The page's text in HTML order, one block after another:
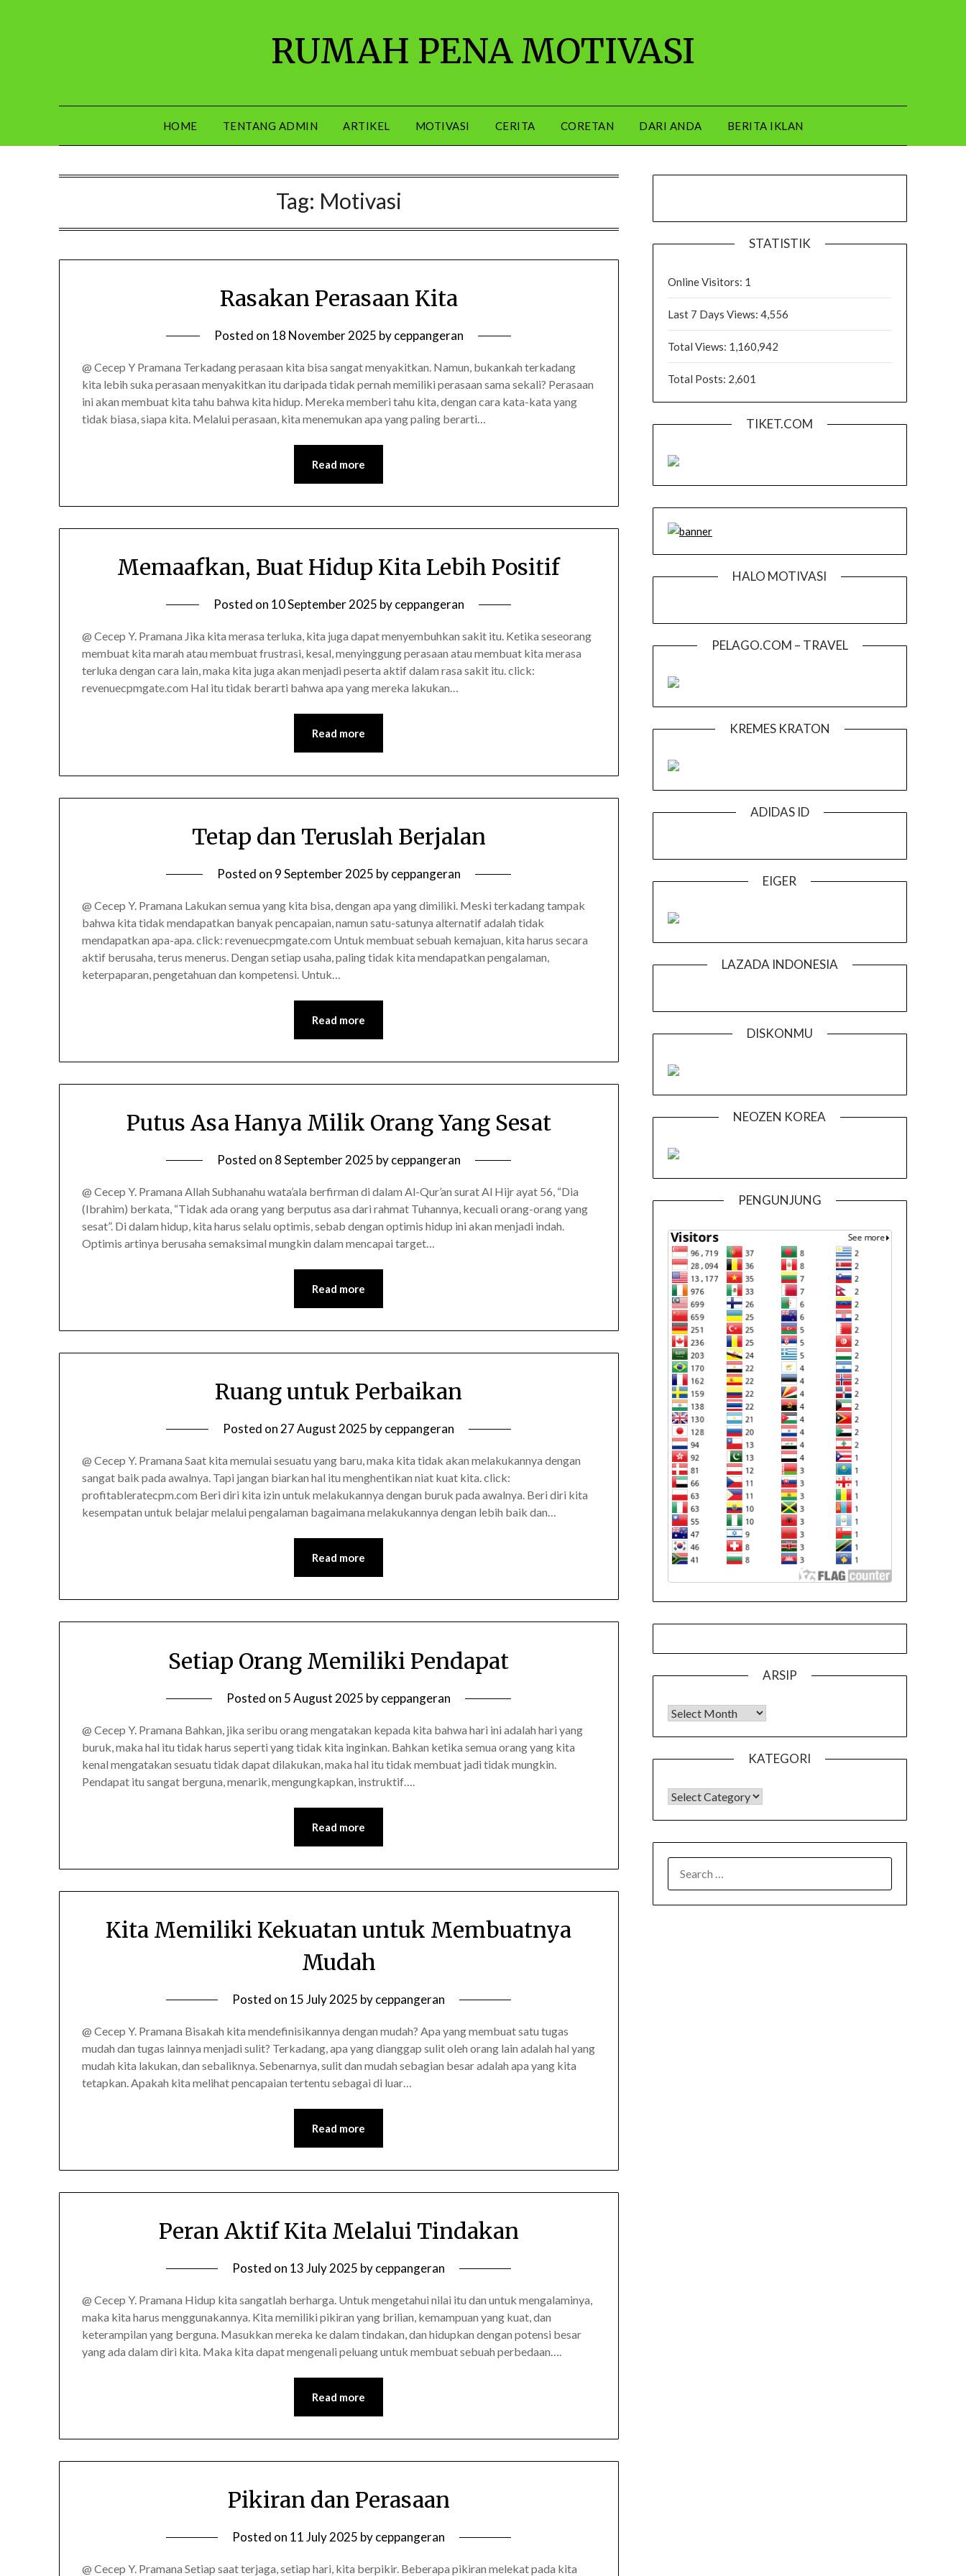
RUMAH PENA MOTIVASI
HOME TENTANG ADMIN ARTIKEL MOTIVASI CERITA CORETAN DARI ANDA BERITA IKLAN
Tag: Motivasi
Rasakan Perasaan Kita
Posted on 18 November 2025 byceppangeran
@ Cecep Y Pramana Terkadang perasaan kita bisa sangat menyakitkan. Namun, bukankah terkadang
kita lebih suka perasaan menyakitkan itu daripada tidak pernah memiliki perasaan sama sekali? Perasaan
ini akan membuat kita tahu bahwa kita hidup. Mereka memberi tahu kita, dengan cara kata-kata yang
tidak biasa, siapa kita. Melalui perasaan, kita menemukan apa yang paling berarti…
Read more
Memaafkan, Buat Hidup Kita Lebih Positif
Posted on 10 September 2025 byceppangeran
@ Cecep Y. Pramana Jika kita merasa terluka, kita juga dapat menyembuhkan sakit itu. Ketika seseorang
membuat kita marah atau membuat frustrasi, kesal, menyinggung perasaan atau membuat kita merasa
terluka dengan cara lain, maka kita juga akan menjadi peserta aktif dalam rasa sakit itu. click:
revenuecpmgate.com Hal itu tidak berarti bahwa apa yang mereka lakukan…
Read more
Tetap dan Teruslah Berjalan
Posted on 9 September 2025 byceppangeran
@ Cecep Y. Pramana Lakukan semua yang kita bisa, dengan apa yang dimiliki. Meski terkadang tampak
bahwa kita tidak mendapatkan banyak pencapaian, namun satu-satunya alternatif adalah tidak
mendapatkan apa-apa. click: revenuecpmgate.com Untuk membuat sebuah kemajuan, kita harus secara
aktif berusaha, terus menerus. Dengan setiap usaha, paling tidak kita mendapatkan pengalaman,
keterpaparan, pengetahuan dan kompetensi. Untuk…
Read more
Putus Asa Hanya Milik Orang Yang Sesat
Posted on 8 September 2025 byceppangeran
@ Cecep Y. Pramana Allah Subhanahu wata’ala berfirman di dalam Al-Qur’an surat Al Hijr ayat 56, “Dia
(Ibrahim) berkata, “Tidak ada orang yang berputus asa dari rahmat Tuhannya, kecuali orang-orang yang
sesat”. Di dalam hidup, kita harus selalu optimis, sebab dengan optimis hidup ini akan menjadi indah.
Optimis artinya berusaha semaksimal mungkin dalam mencapai target…
Read more
Ruang untuk Perbaikan
Posted on27 August 2025 byceppangeran
@ Cecep Y. Pramana Saat kita memulai sesuatu yang baru, maka kita tidak akan melakukannya dengan
sangat baik pada awalnya. Tapi jangan biarkan hal itu menghentikan niat kuat kita. click:
profitableratecpm.com Beri diri kita izin untuk melakukannya dengan buruk pada awalnya. Beri diri kita
kesempatan untuk belajar melalui pengalaman bagaimana melakukannya dengan lebih baik dan…
Read more
Setiap Orang Memiliki Pendapat
Posted on 5 August 2025 byceppangeran
@ Cecep Y. Pramana Bahkan, jika seribu orang mengatakan kepada kita bahwa hari ini adalah hari yang
buruk, maka hal itu tidak harus seperti yang tidak kita inginkan. Bahkan ketika semua orang yang kita
kenal mengatakan sesuatu tidak dapat dilakukan, maka hal itu tidak membuat jadi tidak mungkin.
Pendapat itu sangat berguna, menarik, mengungkapkan, instruktif….
Read more
Kita Memiliki Kekuatan untuk Membuatnya
Mudah
Posted on 15 July 2025 byceppangeran
@ Cecep Y. Pramana Bisakah kita mendefinisikannya dengan mudah? Apa yang membuat satu tugas
mudah dan tugas lainnya menjadi sulit? Terkadang, apa yang dianggap sulit oleh orang lain adalah hal yang
mudah kita lakukan, dan sebaliknya. Sebenarnya, sulit dan mudah sebagian besar adalah apa yang kita
tetapkan. Apakah kita melihat pencapaian tertentu sebagai di luar…
Read more
Peran Aktif Kita Melalui Tindakan
Posted on 13 July 2025 byceppangeran
@ Cecep Y. Pramana Hidup kita sangatlah berharga. Untuk mengetahui nilai itu dan untuk mengalaminya,
maka kita harus menggunakannya. Kita memiliki pikiran yang brilian, kemampuan yang kuat, dan
keterampilan yang berguna. Masukkan mereka ke dalam tindakan, dan hidupkan dengan potensi besar
yang ada dalam diri kita. Maka kita dapat mengenali peluang untuk membuat sebuah perbedaan….
Read more
Pikiran dan Perasaan
Posted on 11 July 2025 byceppangeran
@ Cecep Y. Pramana Setiap saat terjaga, setiap hari, kita berpikir. Beberapa pikiran melekat pada kita
STATISTIK
Online Visitors: 1
Last 7 Days Views: 4,556
Total Views: 1,160,942
Total Posts: 2,601
TIKET.COM
HALO MOTIVASI
PELAGO.COM – TRAVEL
KREMES KRATON
ADIDAS ID
EIGER
LAZADA INDONESIA
DISKONMU
NEOZEN KOREA
PENGUNJUNG
ARSIP
Arsip
KATEGORI
KATEGORI
FOR: